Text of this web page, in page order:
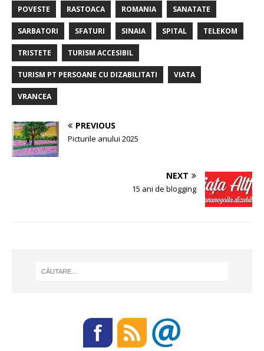
POVESTE RASTOACA ROMANIA SANATATE
SARBATORI SFATURI SINAIA SPITAL TELEKOM
TRISTETE TURISM ACCESIBIL
TURISM PT PERSOANE CU DIZABILITATI VIATA
VRANCEA
PREVIOUS
Picturile anului 2025
NEXT
15 ani de blogging